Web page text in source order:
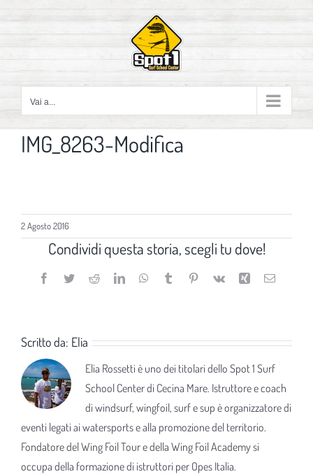
contenuto
Vai a...
IMG_8263-Modifica
2 Agosto 2016
Condividi questa storia, scegli tu dove!
Facebook
TwitterRedditLinkedInWhatsApp
TumblrPinterest
Vk Xing Email
Scritto da: Elia
Elia Rossetti è uno dei titolari dello Spot 1 Surf
School Center di Cecina Mare. Istruttore e coach
di windsurf, wingfoil, surf e sup è organizzatore di
eventi legati ai watersports e alla promozione del territorio.
Fondatore del Wing Foil Tour e della Wing Foil Academy si
occupa della formazione di istruttori per Opes Italia.